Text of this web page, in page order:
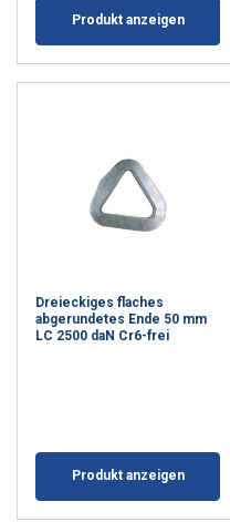
Produkt anzeigen
Dreieckiges flaches
abgerundetes Ende 50 mm
LC 2500 daN Cr6-frei
Produkt anzeigen
Ta strona
cookie
Używamy plików
informacje o tym,
witryny, naszym
Polityka
Niezbędne